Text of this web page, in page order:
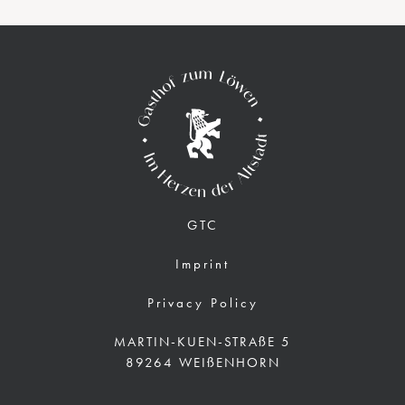
GTC
Imprint
Privacy Policy
MARTIN-KUEN-STRAßE 5
89264 WEIßENHORN